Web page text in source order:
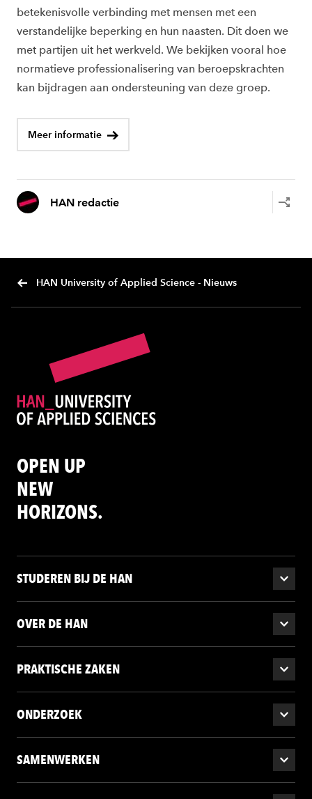
betekenisvolle verbinding met mensen met een
verstandelijke beperking en hun naasten. Dit doen we
met partijen uit het werkveld. We bekijken vooral hoe
normatieve professionalisering van beroepskrachten
kan bijdragen aan ondersteuning van deze groep.
Meer informatie
HAN redactie
HAN University of Applied Science - Nieuws
OPEN UP
NEW
HORIZONS.
STUDEREN BIJ DE HAN
OVER DE HAN
PRAKTISCHE ZAKEN
ONDERZOEK
SAMENWERKEN